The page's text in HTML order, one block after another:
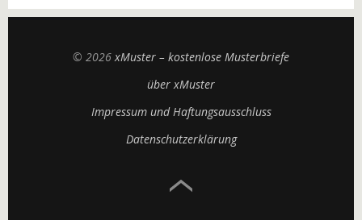
© 2026xMuster – kostenlose Musterbriefe
über xMuster
Impressum und Haftungsausschluss
Datenschutzerklärung